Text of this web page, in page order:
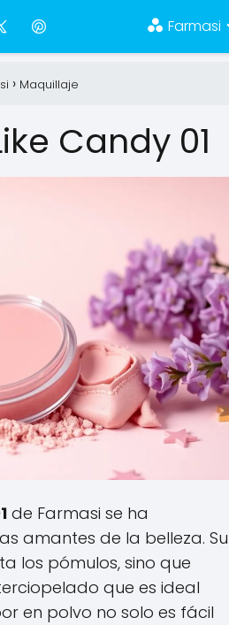
Farmasi
Maquillaje
Candy 01
de Farmasi se ha
amantes de la belleza. Su
los pómulos, sino que
que es ideal
en polvo no solo es fácil